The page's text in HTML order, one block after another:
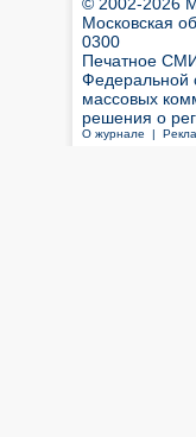
Московская
0300
Печатное СМИ
Федеральной
массовых
решения о
О журнале |